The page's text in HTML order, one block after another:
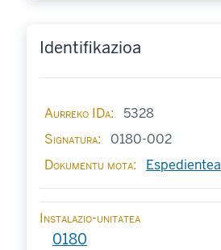
Identifikazioa
Aurreko IDa
5328
Signatura
0180-002
Dokumentu mota
Espedientea
Instalazio-unitatea
0180